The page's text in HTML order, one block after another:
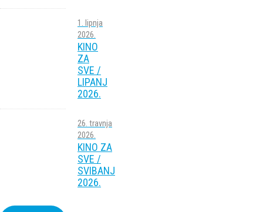
1. lipnja
2026.
KINO
ZA
SVE /
LIPANJ
2026.
26. travnja
2026.
KINO ZA
SVE /
SVIBANJ
2026.